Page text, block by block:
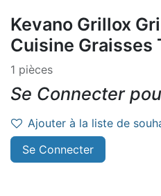
Kevano Grillox
Cuisine Graisses
1 pièces
Se Connecter
Ajouter à la liste de
Se Connecter